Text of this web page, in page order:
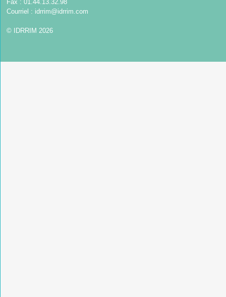
Fax : 01.44.13.32.98
Courriel : idrrim@idrrim.com
© IDRRIM 2026